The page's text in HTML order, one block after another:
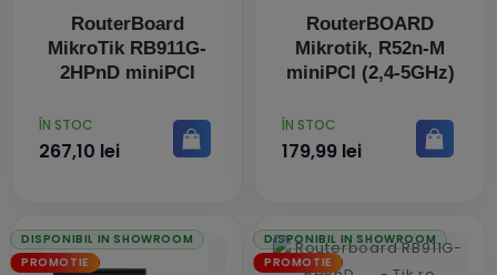
RouterBoard
MikroTik RB911G-
2HPnD miniPCI
PRET
ÎN STOC
267,10 lei
RouterBOARD
Mikrotik, R52n-M
miniPCI (2,4-5GHz)
PRET
ÎN STOC
179,99 lei
DISPONIBIL IN SHOWROOM
PROMOTIE
DISPONIBIL IN SHOWROOM
PROMOTIE